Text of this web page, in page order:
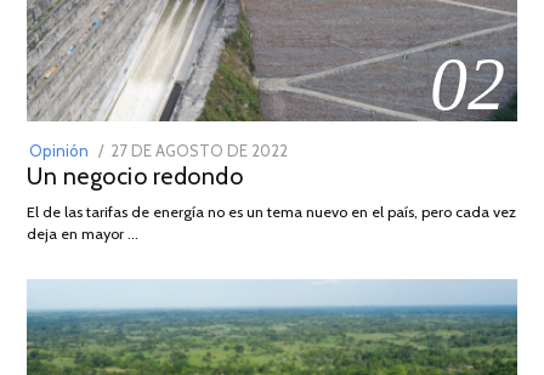
02
Opinión
POSTED
ON
27 DE AGOSTO DE 2022
DE
Un negocio redondo
El de las tarifas de energía no es un tema nuevo en el país, pero cada vez
deja en mayor …